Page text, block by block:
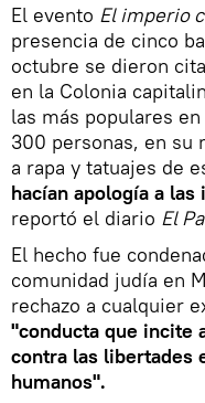
El evento El imperio
presencia de cinco
octubre se dieron
en la Colonia
las más populares
300 personas, en su
a rapa y tatuajes de
hacían apología a
reportó el diario El
El hecho fue
comunidad judía en
rechazo a cualquier
"conducta que incite
contra las libertades
humanos".